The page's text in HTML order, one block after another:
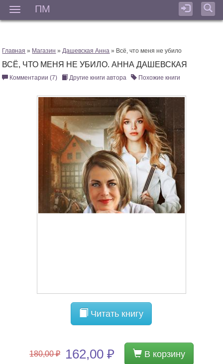
ПМ
Главная » Магазин »Дашевская Анна » Всё, что меня не убило
ВСЁ, ЧТО МЕНЯ НЕ УБИЛО. АННА ДАШЕВСКАЯ
Комментарии (7) Другие книги автора Похожие книги
Читать книгу
180,00 ₽ 162,00 ₽ В корзину